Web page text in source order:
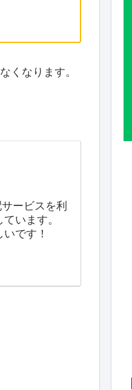
くなります。
ービスを利
います。
です！